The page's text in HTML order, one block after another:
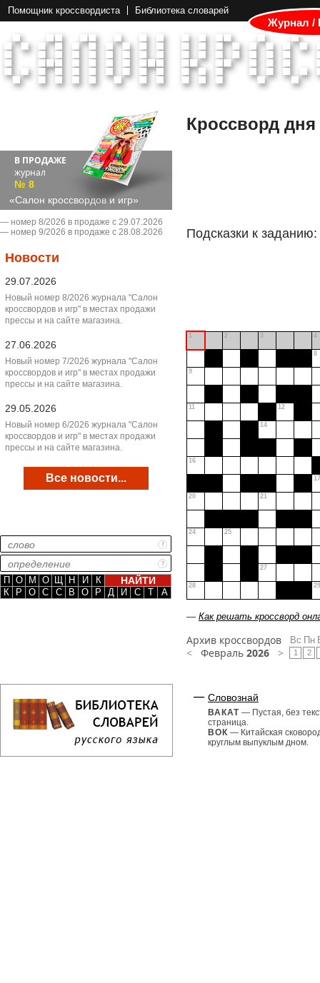
Помощник кроссвордиста Библиотека словарей
Журнал /
В ПРОДАЖЕ
журнал
№ 8
«Салон кроссвордов и игр»
― номер 8/2026 в продаже с 29.07.2026
― номер 9/2026 в продаже с 28.08.2026
Новости
29.07.2026
Новый номер 8/2026 журнала "Салон
кроссвордов и игр" в местах продажи
прессы и на сайте магазина.
27.06.2026
Новый номер 7/2026 журнала "Салон
кроссвордов и игр" в местах продажи
прессы и на сайте магазина.
29.05.2026
Новый номер 6/2026 журнала "Салон
кроссвордов и игр" в местах продажи
прессы и на сайте магазина.
Все новости...
П О М О Щ Н И
К
К
Р О С С В О Р Д И С Т А
Кроссворд дня
Подсказки к заданию:
1 2 3 4
8
9
11 12
14
16
17
20 21
24 25
27
28 29
— Как решать кроссворд
Архив кроссвордов
< Февраль 2026 >
Вс
1
Пн
2
Словознай
ВАКАТ — Пустая, без
страница.
ВОК — Китайская
круглым выпуклым дном.